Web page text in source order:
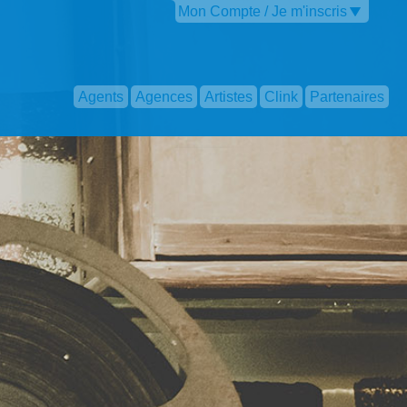
Mon Compte / Je m'inscris
Agents Agences Artistes Clink Partenaires